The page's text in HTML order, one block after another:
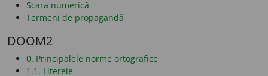
Scara numerică
Termeni de propagandă
DOOM2
0. Principalele norme ortografice
1.1. Literele